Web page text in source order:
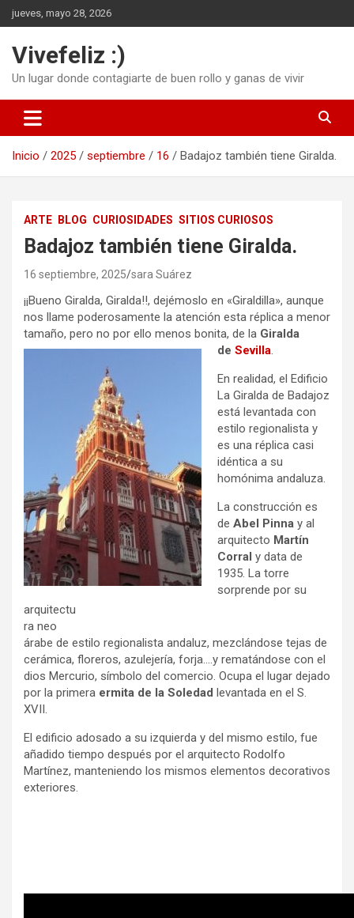
Saltar
al
jueves, mayo 28, 2026
Vivefeliz :)
Un lugar donde contagiarte de buen rollo y ganas de vivir
Inicio 2025 septiembre 16 Badajoz también tiene Giralda.
ARTE BLOG CURIOSIDADES SITIOS CURIOSOS
Badajoz también tiene Giralda.
16 septiembre, 2025 sara Suárez
¡¡Bueno Giralda, Giralda!!, dejémoslo en «Giraldilla», aunque
nos llame poderosamente la atención esta réplica a menor
tamaño, pero no por ello menos bonita, de la Giralda
de Sevilla.
En realidad, el Edificio
La Giralda de Badajoz
está levantada con
estilo regionalista y
es una réplica casi
idéntica a su
homónima andaluza.
La construcción es
de Abel Pinna y al
arquitecto Martín
Corral y data de
1935. La torre
sorprende por su
arquitectu
ra neo
árabe de estilo regionalista andaluz, mezclándose tejas de
cerámica, floreros, azulejería, forja….y rematándose con el
dios Mercurio, símbolo del comercio. Ocupa el lugar dejado
por la primera ermita de la Soledad levantada en el S.
XVII.
El edificio adosado a su izquierda y del mismo estilo, fue
añadido tiempo después por el arquitecto Rodolfo
Martínez, manteniendo los mismos elementos decorativos
exteriores.